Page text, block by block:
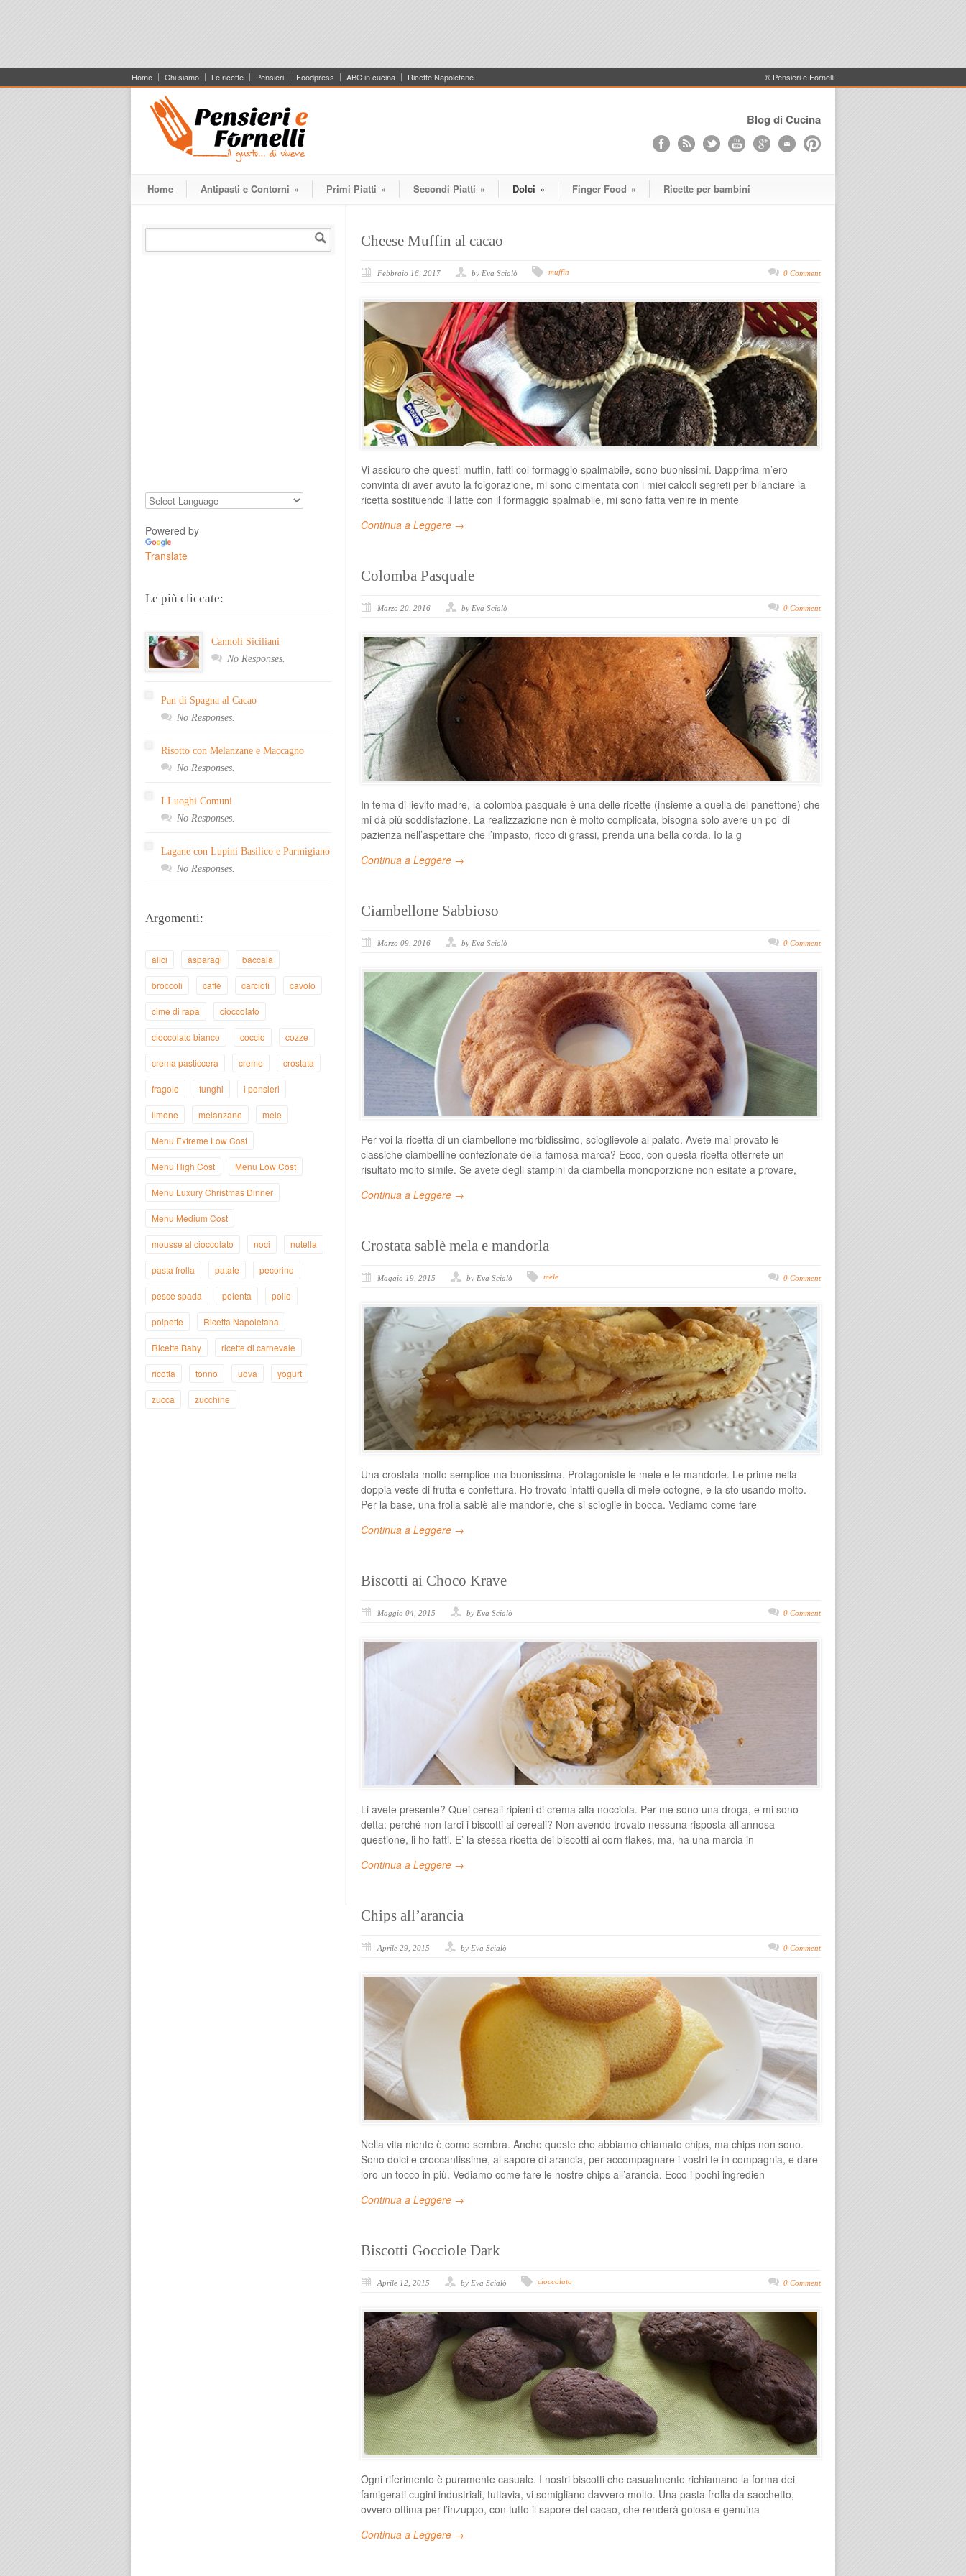
Home Chi siamo Le ricette Pensieri Foodpress ABC in cucina Ricette Napoletane ® Pensieri e Fornelli
Blog di Cucina
Home Antipasti e Contorni » Primi Piatti » Secondi Piatti » Dolci » Finger Food » Ricette per bambini
Cheese Muffin al cacao
Febbraio 16, 2017 by Eva Scialò muffin 0 Comment
Vi assicuro che questi muffin, fatti col formaggio spalmabile, sono buonissimi. Dapprima m’ero
convinta di aver avuto la folgorazione, mi sono cimentata con i miei calcoli segreti per bilanciare la
ricetta sostituendo il latte con il formaggio spalmabile, mi sono fatta venire in mente
Continua a Leggere →
Colomba Pasquale
Marzo 20, 2016 by Eva Scialò 0 Comment
In tema di lievito madre, la colomba pasquale è una delle ricette (insieme a quella del panettone) che
mi dà più soddisfazione. La realizzazione non è molto complicata, bisogna solo avere un po’ di
pazienza nell’aspettare che l’impasto, ricco di grassi, prenda una bella corda. Io la g
Continua a Leggere →
Ciambellone Sabbioso
Marzo 09, 2016 by Eva Scialò 0 Comment
Per voi la ricetta di un ciambellone morbidissimo, scioglievole al palato. Avete mai provato le
classiche ciambelline confezionate della famosa marca? Ecco, con questa ricetta otterrete un
risultato molto simile. Se avete degli stampini da ciambella monoporzione non esitate a provare,
Continua a Leggere →
Crostata sablè mela e mandorla
Maggio 19, 2015 by Eva Scialò mele 0 Comment
Una crostata molto semplice ma buonissima. Protagoniste le mele e le mandorle. Le prime nella
doppia veste di frutta e confettura. Ho trovato infatti quella di mele cotogne, e la sto usando molto.
Per la base, una frolla sablè alle mandorle, che si scioglie in bocca. Vediamo come fare
Continua a Leggere →
Biscotti ai Choco Krave
Maggio 04, 2015 by Eva Scialò 0 Comment
Li avete presente? Quei cereali ripieni di crema alla nocciola. Per me sono una droga, e mi sono
detta: perché non farci i biscotti ai cereali? Non avendo trovato nessuna risposta all’annosa
questione, li ho fatti. E’ la stessa ricetta dei biscotti ai corn flakes, ma, ha una marcia in
Continua a Leggere →
Chips all’arancia
Aprile 29, 2015 by Eva Scialò 0 Comment
Nella vita niente è come sembra. Anche queste che abbiamo chiamato chips, ma chips non sono.
Sono dolci e croccantissime, al sapore di arancia, per accompagnare i vostri te in compagnia, e dare
loro un tocco in più. Vediamo come fare le nostre chips all’arancia. Ecco i pochi ingredien
Continua a Leggere →
Biscotti Gocciole Dark
Aprile 12, 2015 by Eva Scialò cioccolato 0 Comment
Ogni riferimento è puramente casuale. I nostri biscotti che casualmente richiamano la forma dei
famigerati cugini industriali, tuttavia, vi somigliano davvero molto. Una pasta frolla da sacchetto,
ovvero ottima per l’inzuppo, con tutto il sapore del cacao, che renderà golosa e genuina
Continua a Leggere →
Powered by
Translate
Le più cliccate:
Cannoli Siciliani
No Responses.
Pan di Spagna al Cacao
No Responses.
Risotto con Melanzane e Maccagno
No Responses.
I Luoghi Comuni
No Responses.
Lagane con Lupini Basilico e Parmigiano
No Responses.
Argomenti:
alici asparagi baccalà
broccoli caffè carciofi cavolo
cime di rapa cioccolato
cioccolato bianco coccio cozze
crema pasticcera creme crostata
fragole funghi i pensieri
limone melanzane mele
Menu Extreme Low Cost
Menu High Cost Menu Low Cost
Menu Luxury Christmas Dinner
Menu Medium Cost
mousse al cioccolato noci nutella
pasta frolla patate pecorino
pesce spada polenta pollo
polpette Ricetta Napoletana
Ricette Baby ricette di carnevale
ricotta tonno uova yogurt
zucca zucchine